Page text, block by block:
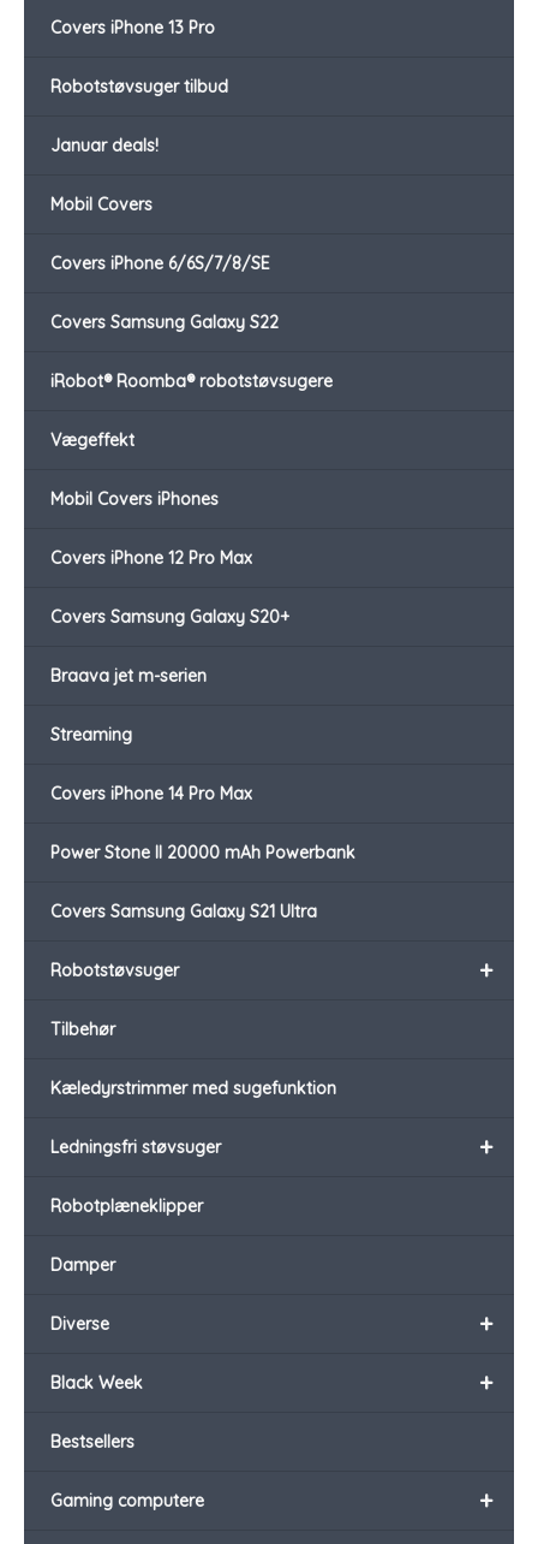
Covers iPhone 13 Pro
Robotstøvsuger tilbud
Januar deals!
Mobil Covers
Covers iPhone 6/6S/7/8/SE
Covers Samsung Galaxy S22
iRobot® Roomba® robotstøvsugere
Vægeffekt
Mobil Covers iPhones
Covers iPhone 12 Pro Max
Covers Samsung Galaxy S20+
Braava jet m-serien
Streaming
Covers iPhone 14 Pro Max
Power Stone II 20000 mAh Powerbank
Covers Samsung Galaxy S21 Ultra
+
Robotstøvsuger
Tilbehør
Kæledyrstrimmer med sugefunktion
+
Ledningsfri støvsuger
Robotplæneklipper
Damper
+
Diverse
+
Black Week
Bestsellers
+
Gaming computere